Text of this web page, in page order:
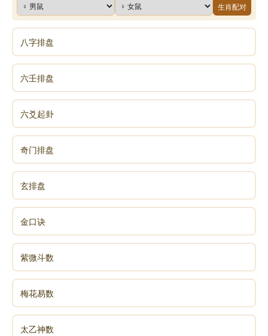
生肖配对
八字排盘
六壬排盘
六爻起卦
奇门排盘
玄排盘
金口诀
紫微斗数
梅花易数
太乙神数